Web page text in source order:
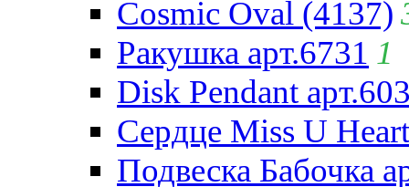
Cosmic Oval (4137)
Ракушка арт.6731 1
Disk Pendant
Сердце Miss U
Подвеска Бабочка